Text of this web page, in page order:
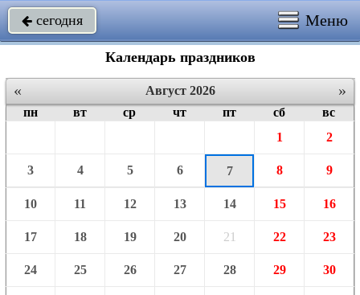
 сегодня Меню
Календарь праздников
« »
Август 2026
пн
вт ср чт пт сб
вс
1
2
3 4 5 6 7 8 9
10 11 12 13 14 15 16
17 18 19 20 21 22 23
24 25 26 27 28 29 30